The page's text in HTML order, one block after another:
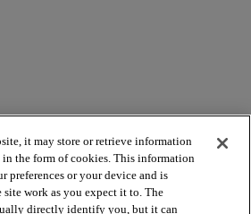
it may store or retrieve information
in the form of cookies. This information
preferences or your device and is
site work as you expect it to. The
directly identify you, but it can